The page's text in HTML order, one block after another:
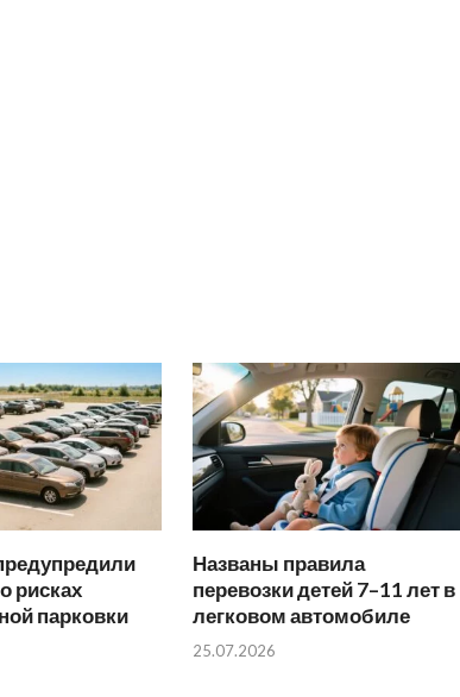
рисках
парковки
Названы правила
перевозки детей 7–11 лет в
легковом автомобиле
25.07.2026